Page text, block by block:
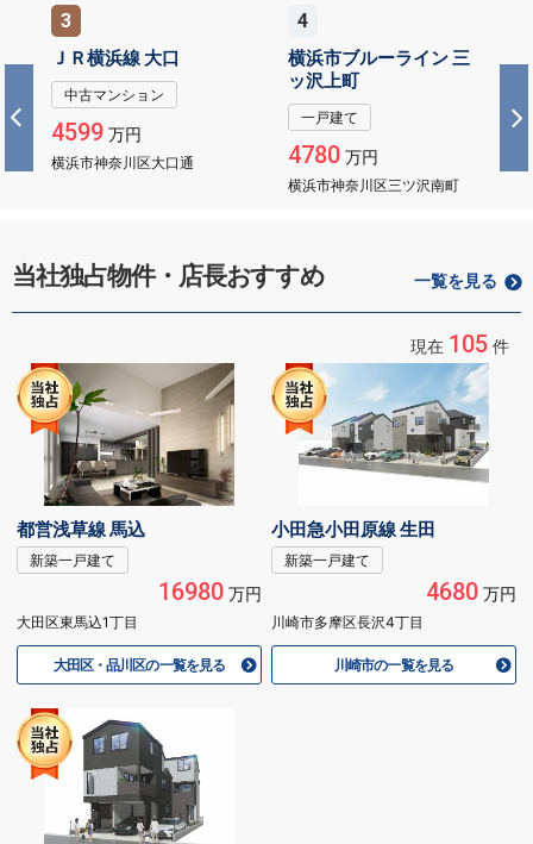
3
ＪＲ横浜線 大口
中古マンション
4599万円
横浜市神奈川区大口通
4
横浜市ブルーライン 三
ッ沢上町
一戸建て
4780万円
横浜市神奈川区三ツ沢南町
当社独占物件・店長おすすめ 一覧を見る
現在 105 件
都営浅草線 馬込
新築一戸建て
16980万円
大田区東馬込1丁目
大田区・品川区の一覧を見る
小田急小田原線 生田
新築一戸建て
4680万円
川崎市多摩区長沢4丁目
川崎市の一覧を見る